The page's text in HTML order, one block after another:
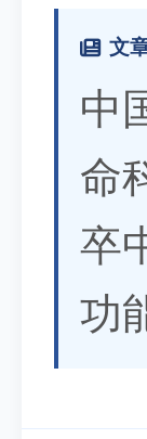
文
中
命
卒
功